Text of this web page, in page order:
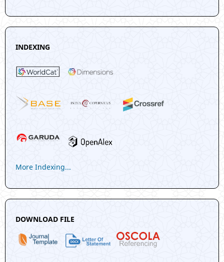
INDEXING
More Indexing...
DOWNLOAD FILE